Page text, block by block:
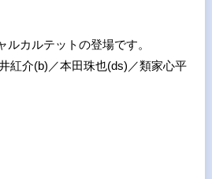
ルカルテットの登場です。
紅介(b)／本田珠也(ds)／類家心平